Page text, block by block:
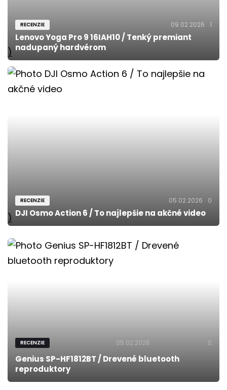
)
RECENZIE 09.02.2026 1
Lenovo Yoga Pro 9 16IAH10 / Tenký premiant
nadupaný hardvérom
)
RECENZIE 05.02.2026 0
DJI Osmo Action 6 / To najlepšie na akčné video
RECENZIE 05.02.2026 0
Genius SP-HF1812BT / Drevené bluetooth
reproduktory